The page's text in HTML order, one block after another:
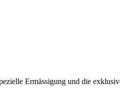
Ermässigung und die